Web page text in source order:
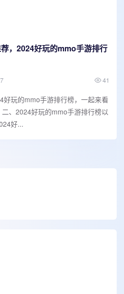
，2024好玩的mmo手游排行
41
好玩的mmo手游排行榜，一起来看
、2024好玩的mmo手游排行榜以
好...